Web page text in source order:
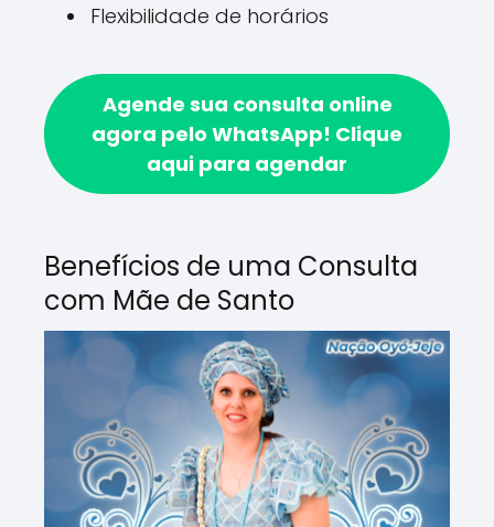
Flexibilidade de horários
Agende sua consulta online
agora pelo WhatsApp! Clique
aqui para agendar
Benefícios de uma Consulta
com Mãe de Santo